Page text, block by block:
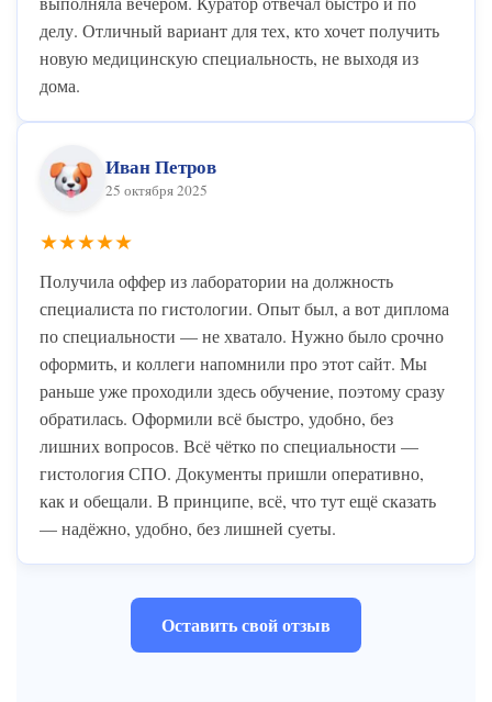
делу. Отличный вариант для тех, кто хочет получить
новую медицинскую специальность, не выходя из
дома.
Иван Петров
25 октября 2025
★★★★★
Получила оффер из лаборатории на должность
специалиста по гистологии. Опыт был, а вот диплома
по специальности — не хватало. Нужно было срочно
оформить, и коллеги напомнили про этот сайт. Мы
раньше уже проходили здесь обучение, поэтому сразу
обратилась. Оформили всё быстро, удобно, без
лишних вопросов. Всё чётко по специальности —
гистология СПО. Документы пришли оперативно,
как и обещали. В принципе, всё, что тут ещё сказать
— надёжно, удобно, без лишней суеты.
Оставить свой отзыв